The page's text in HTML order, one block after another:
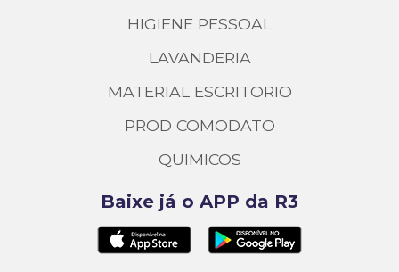
HIGIENE PESSOAL
LAVANDERIA
MATERIAL ESCRITORIO
PROD COMODATO
QUIMICOS
Baixe já o APP da R3